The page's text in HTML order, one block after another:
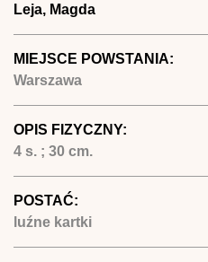
Leja, Magda
MIEJSCE POWSTANIA:
Warszawa
OPIS FIZYCZNY:
4 s. ; 30 cm.
POSTAĆ:
luźne kartki